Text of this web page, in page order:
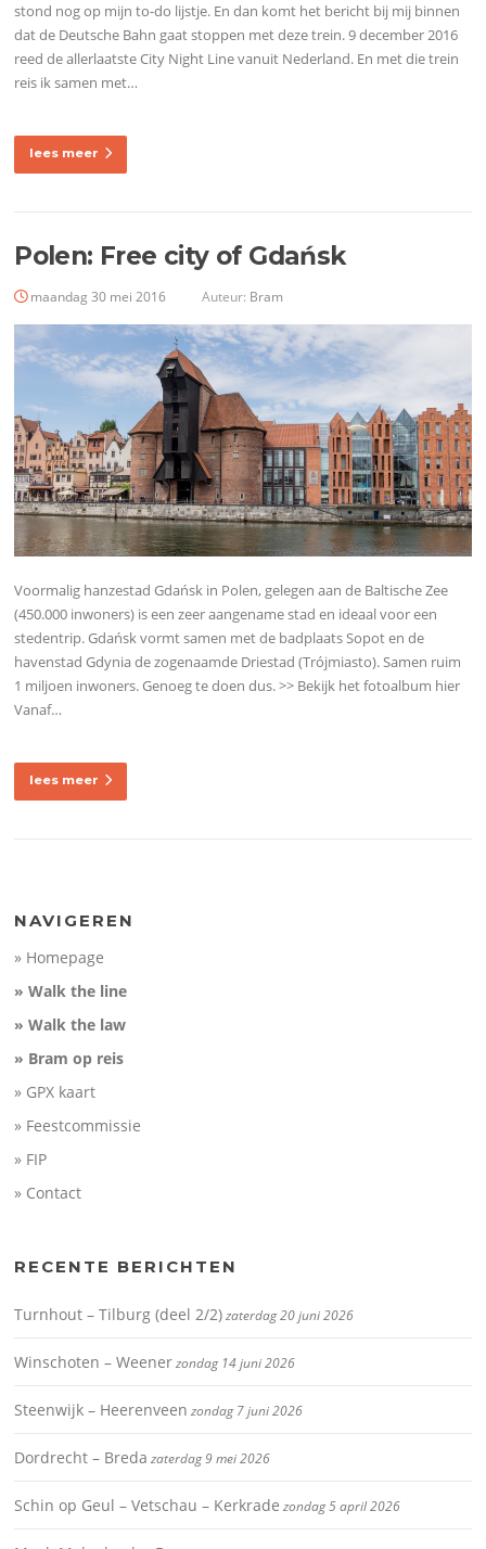
stond nog op mijn to-do lijstje. En dan komt het bericht bij mij binnen
dat de Deutsche Bahn gaat stoppen met deze trein. 9 december 2016
reed de allerlaatste City Night Line vanuit Nederland. En met die trein
reis ik samen met…
lees meer
Polen: Free city of Gdańsk
maandag 30 mei 2016 Auteur: Bram
Voormalig hanzestad Gdańsk in Polen, gelegen aan de Baltische Zee
(450.000 inwoners) is een zeer aangename stad en ideaal voor een
stedentrip. Gdańsk vormt samen met de badplaats Sopot en de
havenstad Gdynia de zogenaamde Driestad (Trójmiasto). Samen ruim
1 miljoen inwoners. Genoeg te doen dus. >> Bekijk het fotoalbum hier
Vanaf…
lees meer
NAVIGEREN
» Homepage
» Walk the line
» Walk the law
» Bram op reis
» GPX kaart
» Feestcommissie
» FIP
» Contact
RECENTE BERICHTEN
Turnhout – Tilburg (deel 2/2)zaterdag 20 juni 2026
Winschoten – Weenerzondag 14 juni 2026
Steenwijk – Heerenveen zondag 7 juni 2026
Dordrecht – Breda zaterdag 9 mei 2026
Schin op Geul – Vetschau – Kerkrade zondag 5 april 2026